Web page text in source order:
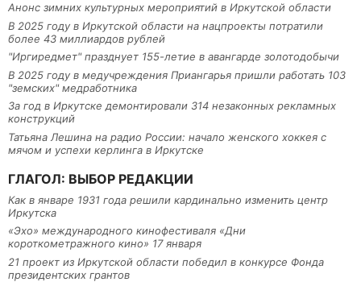
Анонс зимних культурных мероприятий в Иркутской области
В 2025 году в Иркутской области на нацпроекты потратили
более 43 миллиардов рублей
"Иргиредмет" празднует 155-летие в авангарде золотодобычи
В 2025 году в медучреждения Приангарья пришли работать 103
"земских" медработника
За год в Иркутске демонтировали 314 незаконных рекламных
конструкций
Татьяна Лешина на радио России: начало женского хоккея с
мячом и успехи керлинга в Иркутске
ГЛАГОЛ: ВЫБОР РЕДАКЦИИ
Как в январе 1931 года решили кардинально изменить центр
Иркутска
«Эхо» международного кинофестиваля «Дни
короткометражного кино» 17 января
21 проект из Иркутской области победил в конкурсе Фонда
президентских грантов